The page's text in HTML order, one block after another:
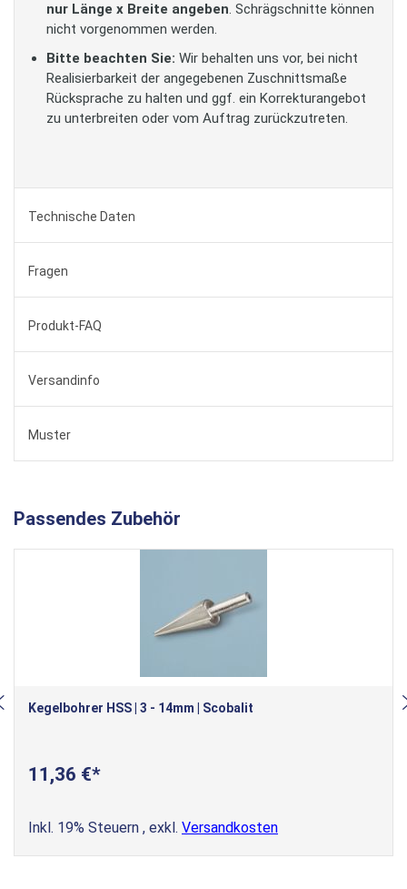
nur Länge x Breite angeben. Schrägschnitte können
nicht vorgenommen werden.
Bitte beachten Sie: Wir behalten uns vor, bei nicht
Realisierbarkeit der angegebenen Zuschnittsmaße
Rücksprache zu halten und ggf. ein Korrekturangebot
zu unterbreiten oder vom Auftrag zurückzutreten.
Technische Daten
Fragen
Produkt-FAQ
Versandinfo
Muster
Passendes Zubehör
Kegelbohrer HSS | 3 - 14mm | Scobalit
11,36 €
Inkl. 19% Steuern , exkl. Versandkosten